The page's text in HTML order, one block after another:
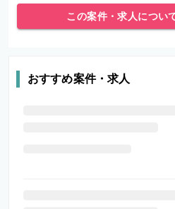
この案件・求人につい
おすすめ案件・求人